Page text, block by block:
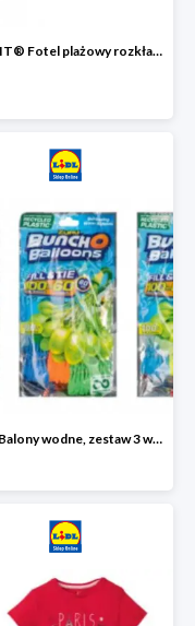
CRIVIT® Fotel plażowy rozkładany / Brodzik dziecięcy
Zuru Balony wodne, zestaw 3 wiązek -28%